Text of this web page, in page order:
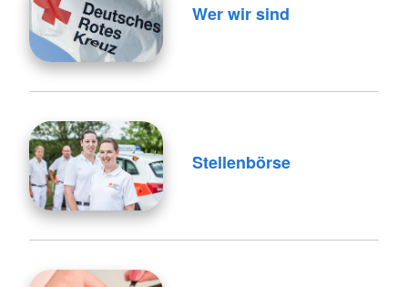
Wer wir sind
Stellenbörse